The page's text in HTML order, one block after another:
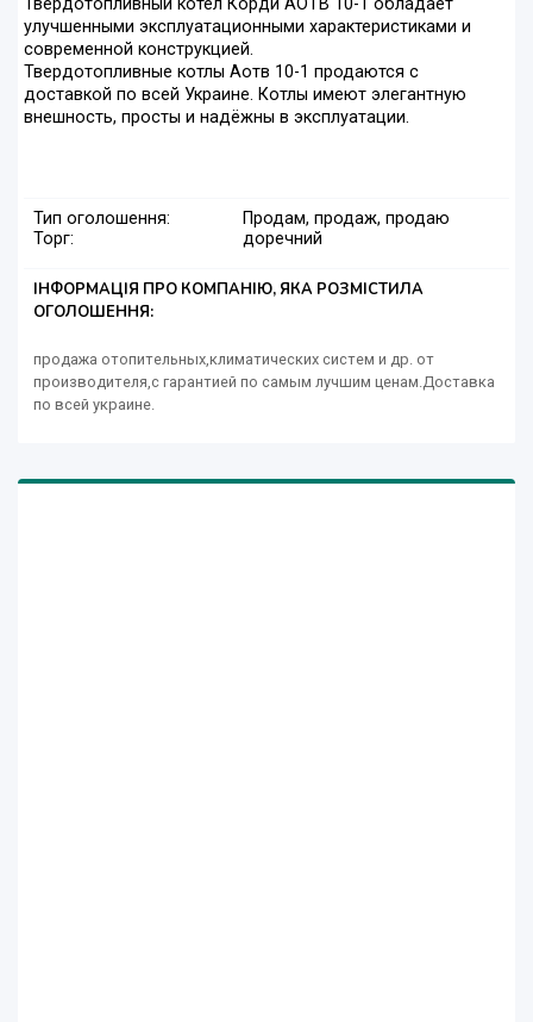
Твердотопливный котёл Корди АОТВ 10-1 обладает
улучшенными эксплуатационными характеристиками и
современной конструкцией.
Твердотопливные котлы Аотв 10-1 продаются с
доставкой по всей Украине. Котлы имеют элегантную
внешность, просты и надёжны в эксплуатации.
Тип оголошення:
Продам, продаж, продаю
Торг:
доречний
ІНФОРМАЦІЯ ПРО КОМПАНІЮ, ЯКА РОЗМІСТИЛА
ОГОЛОШЕННЯ:
продажа отопительных,климатических систем и др. от
производителя,с гарантией по самым лучшим ценам.Доставка
по всей украине.